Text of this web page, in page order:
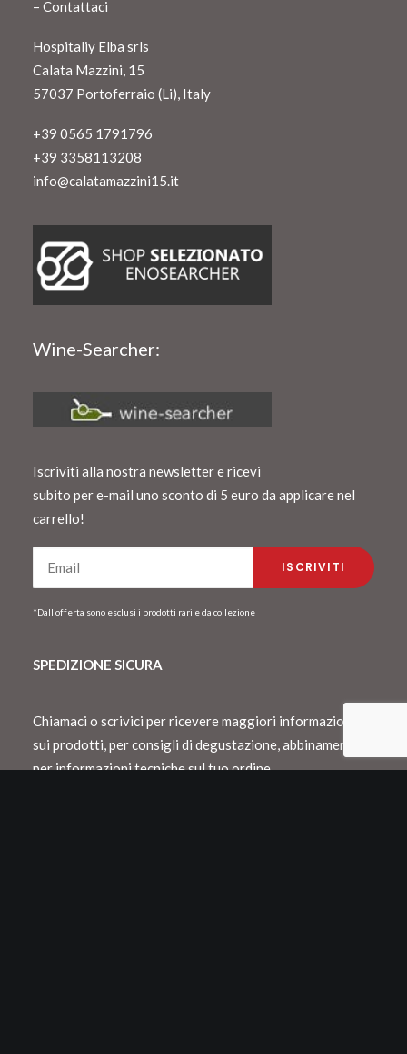
– Contattaci
Hospitaliy Elba srls
Calata Mazzini, 15
57037 Portoferraio (Li), Italy
+39 0565 1791796
+39 3358113208
info@calatamazzini15.it
Wine-Searcher:
Iscriviti alla nostra newsletter e ricevi
subito per e-mail uno sconto di 5 euro da applicare nel
carrello!
*Dall’offerta sono esclusi i prodotti rari e da collezione
SPEDIZIONE SICURA
Chiamaci o scrivici per ricevere maggiori informazioni
sui prodotti, per consigli di degustazione, abbinamento o
per informazioni tecniche sul tuo ordine.